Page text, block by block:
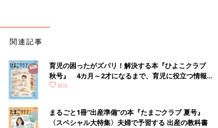
関連記事
育児の困ったがズバリ！解決する本『ひよこクラブ
秋号』 4カ月～2才になるまで、育児に役立つ情報が
いっぱい！
妊活
まるごと1冊“出産準備”の本『たまごクラブ 夏号』
〈スペシャル大特集〉夫婦で予習する 出産の教科書